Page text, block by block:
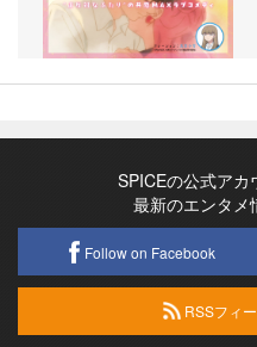
SPICEの公式アカ
最新のエンタメ
Follow on Facebook
RSSフィ